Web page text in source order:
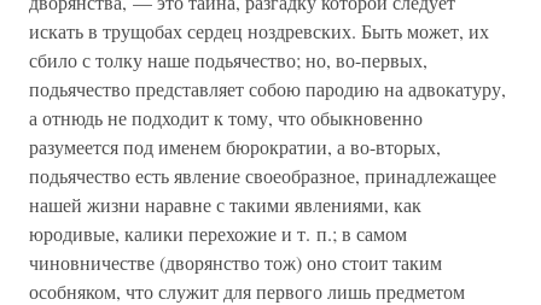
искать в трущобах сердец ноздревских. Быть может, их
сбило с толку наше подьячество; но, во-первых,
подьячество представляет собою пародию на адвокатуру,
а отнюдь не подходит к тому, что обыкновенно
разумеется под именем бюрократии, а во-вторых,
подьячество есть явление своеобразное, принадлежащее
нашей жизни наравне с такими явлениями, как
юродивые, калики перехожие и т. п.; в самом
чиновничестве (дворянство тож) оно стоит таким
особняком, что служит для первого лишь предметом